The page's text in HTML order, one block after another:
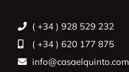
( +34 ) 928 529 232
( +34 ) 620 177 875
info@casaelquinto.com